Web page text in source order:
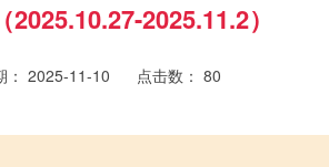
2025.11.2）
： 2025-11-10 点击数： 80